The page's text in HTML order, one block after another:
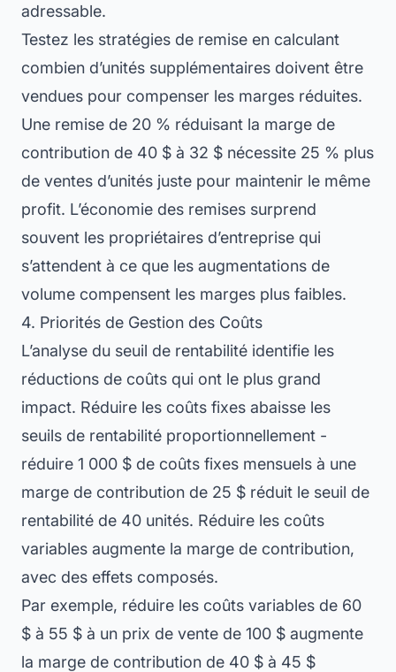
adressable.
Testez les stratégies de remise en calculant
combien d’unités supplémentaires doivent être
vendues pour compenser les marges réduites.
Une remise de 20 % réduisant la marge de
contribution de 40 $ à 32 $ nécessite 25 % plus
de ventes d’unités juste pour maintenir le même
profit. L’économie des remises surprend
souvent les propriétaires d’entreprise qui
s’attendent à ce que les augmentations de
volume compensent les marges plus faibles.
4. Priorités de Gestion des Coûts
L’analyse du seuil de rentabilité identifie les
réductions de coûts qui ont le plus grand
impact. Réduire les coûts fixes abaisse les
seuils de rentabilité proportionnellement -
réduire 1 000 $ de coûts fixes mensuels à une
marge de contribution de 25 $ réduit le seuil de
rentabilité de 40 unités. Réduire les coûts
variables augmente la marge de contribution,
avec des effets composés.
Par exemple, réduire les coûts variables de 60
$ à 55 $ à un prix de vente de 100 $ augmente
la marge de contribution de 40 $ à 45 $